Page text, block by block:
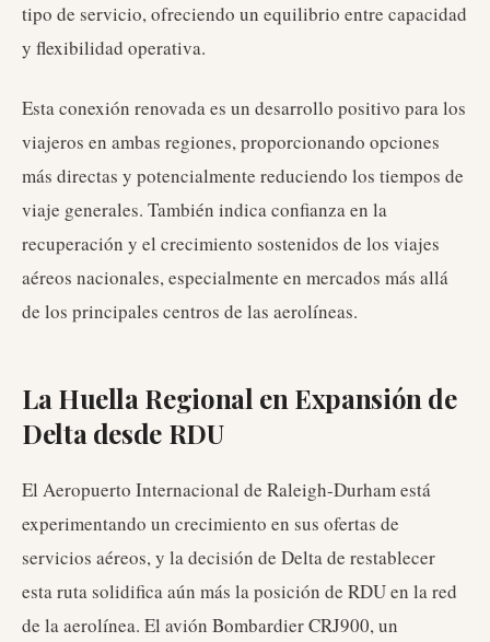
tipo de servicio, ofreciendo un equilibrio entre capacidad
y flexibilidad operativa.
Esta conexión renovada es un desarrollo positivo para los
viajeros en ambas regiones, proporcionando opciones
más directas y potencialmente reduciendo los tiempos de
viaje generales. También indica confianza en la
recuperación y el crecimiento sostenidos de los viajes
aéreos nacionales, especialmente en mercados más allá
de los principales centros de las aerolíneas.
La Huella Regional en Expansión de
Delta desde RDU
El Aeropuerto Internacional de Raleigh-Durham está
experimentando un crecimiento en sus ofertas de
servicios aéreos, y la decisión de Delta de restablecer
esta ruta solidifica aún más la posición de RDU en la red
de la aerolínea. El avión Bombardier CRJ900, un